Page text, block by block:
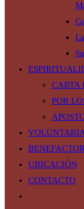
CARTA
POR
UBICACIÓN
CONTACTO